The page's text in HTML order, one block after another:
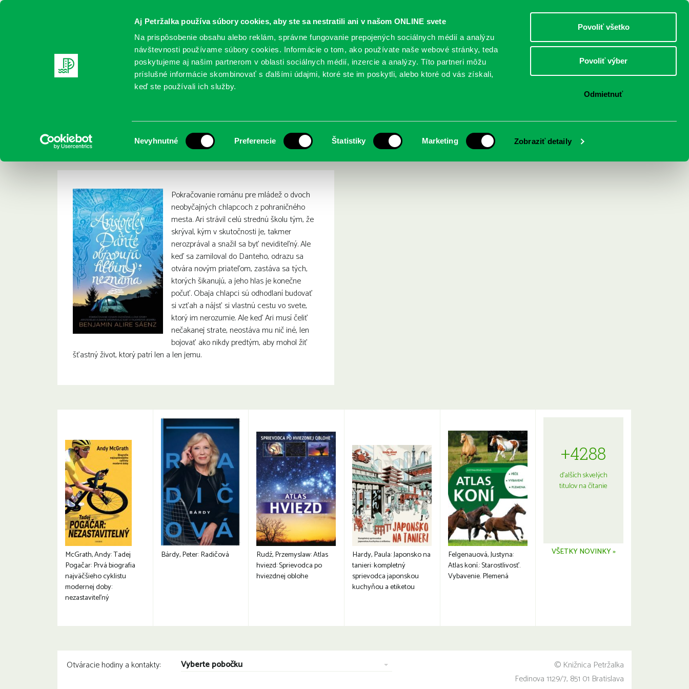
Aj Petržalka používa súbory cookies, aby ste sa nestratili ani v našom ONLINE svete
Na prispôsobenie obsahu alebo reklám, správne fungovanie prepojených sociálnych médií a analýzu
návštevnosti používame súbory cookies. Informácie o tom, ako používate naše webové stránky, teda
poskytujeme aj našim partnerom v oblasti sociálnych médií, inzercie a analýzy. Títo partneri môžu
príslušné informácie skombinovať s ďalšími údajmi, ktoré ste im poskytli, alebo ktoré od vás získali,
keď ste používali ich služby.
súhlasu
Nevyhnutné Preferencie Štatistiky Marketing Zobraziť detaily
Povoliť všetko
Povoliť výber
Odmietnuť
DOSPELÍ
REGISTRUJTE SA ONLINE KATALÓGY SLUŽBY PODUJATIA POBOČKY O KNIŽNICI
Sáenz, Benjamin Alire: Aristoteles a Dante objavujú hlbiny
neznáma
Pokračovanie románu pre mládež o dvoch
neobyčajných chlapcoch z pohraničného
mesta. Ari strávil celú strednú školu tým, že
skrýval, kým v skutočnosti je, takmer
nerozprával a snažil sa byť neviditeľný. Ale
keď sa zamiloval do Danteho, odrazu sa
otvára novým priateľom, zastáva sa tých,
ktorých šikanujú, a jeho hlas je konečne
počuť. Obaja chlapci sú odhodlaní budovať
si vzťah a nájsť si vlastnú cestu vo svete,
ktorý im nerozumie. Ale keď Ari musí čeliť
nečakanej strate, neostáva mu nič iné, len
bojovať ako nikdy predtým, aby mohol žiť
šťastný život, ktorý patrí len a len jemu.
McGrath, Andy: Tadej
Pogačar: Prvá biografia
najväčšieho cyklistu
modernej doby:
nezastaviteľný
Bárdy, Peter: Radičová
Rudź, Przemyslaw: Atlas
hviezd: Sprievodca po
hviezdnej oblohe
Hardy, Paula: Japonsko na
tanieri: kompletný
sprievodca japonskou
kuchyňou a etiketou
Felgenauová, Justyna:
Atlas koní.: Starostlivosť.
Vybavenie. Plemená
+4288
ďalších skvelých
titulov na čítanie
VŠETKY NOVINKY »
Otváracie hodiny a kontakty: Vyberte pobočku
© Knižnica Petržalka
Fedinova 1129/7, 851 01 Bratislava